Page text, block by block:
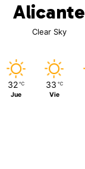
Alicante
Clear Sky
32 ℃
Jue
33 ℃
Vie